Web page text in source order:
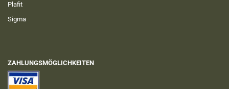
Plafit
Sigma
ZAHLUNGSMÖGLICHKEITEN